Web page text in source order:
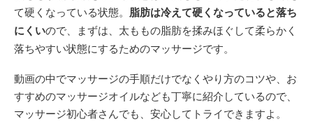
て硬くなっている状態。 脂肪は冷えて硬くなっていると落ち
にくいので、まずは、太ももの脂肪を揉みほぐして柔らかく
落ちやすい状態にするためのマッサージです。
動画の中でマッサージの手順だけでなくやり方のコツや、お
すすめのマッサージオイルなども丁寧に紹介しているので、
マッサージ初心者さんでも、安心してトライできますよ。